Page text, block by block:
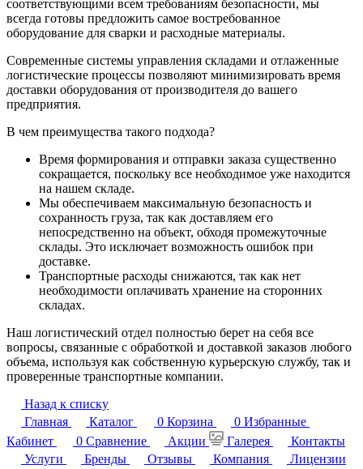
соответствующими всем требованиям безопасности, мы
всегда готовы предложить самое востребованное
оборудование для сварки и расходные материалы.
Современные системы управления складами и отлаженные
логистические процессы позволяют минимизировать время
доставки оборудования от производителя до вашего
предприятия.
В чем преимущества такого подхода?
Время формирования и отправки заказа существенно
сокращается, поскольку все необходимое уже находится
на нашем складе.
Мы обеспечиваем максимальную безопасность и
сохранность груза, так как доставляем его
непосредственно на объект, обходя промежуточные
склады. Это исключает возможность ошибок при
доставке.
Транспортные расходы снижаются, так как нет
необходимости оплачивать хранение на сторонних
складах.
Наш логистический отдел полностью берет на себя все
вопросы, связанные с обработкой и доставкой заказов любого
объема, используя как собственную курьерскую службу, так и
проверенные транспортные компании.
Назад к списку
Главная
Каталог 0 Корзина 0 Избранные
Кабинет
0 Сравнение Акции Галерея
Контакты
Услуги
Бренды Отзывы Компания
Лицензии